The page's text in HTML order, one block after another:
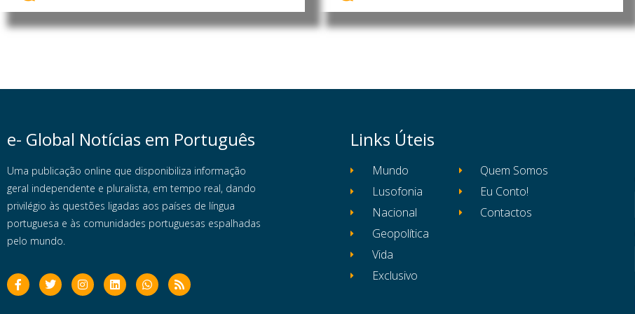
e- Global Notícias em Português
Uma publicação online que disponibiliza informação
geral independente e pluralista, em tempo real, dando
privilégio às questões ligadas aos países de língua
portuguesa e às comunidades portuguesas espalhadas
pelo mundo.
Links Úteis
Mundo
Lusofonia
Nacional
Geopolítica
Vida
Exclusivo
Quem Somos
Eu Conto!
Contactos